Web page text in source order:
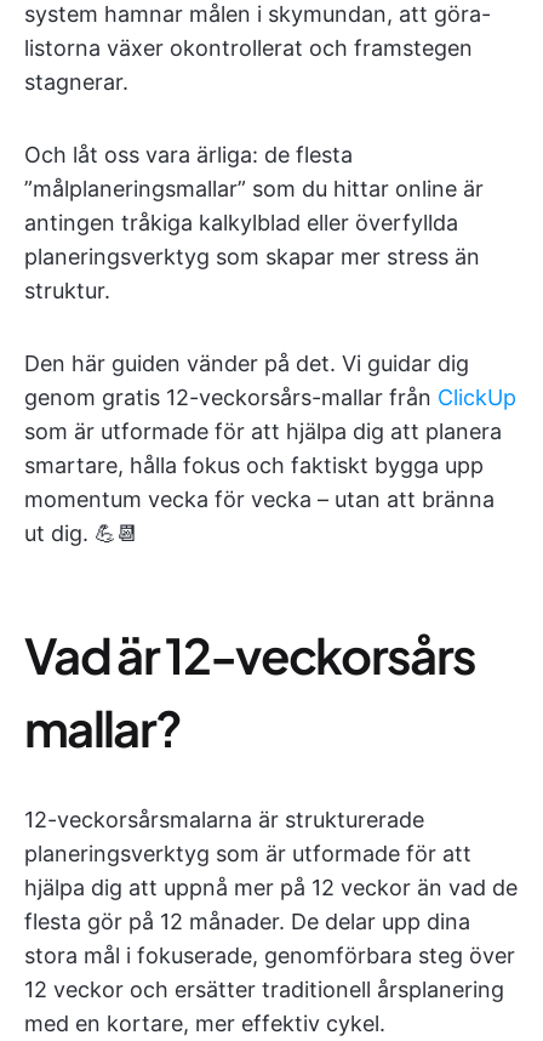
system hamnar målen i skymundan, att göra-
listorna växer okontrollerat och framstegen
stagnerar.
Och låt oss vara ärliga: de flesta
”målplaneringsmallar” som du hittar online är
antingen tråkiga kalkylblad eller överfyllda
planeringsverktyg som skapar mer stress än
struktur.
Den här guiden vänder på det. Vi guidar dig
genom gratis 12-veckorsårs-mallar från ClickUp
som är utformade för att hjälpa dig att planera
smartare, hålla fokus och faktiskt bygga upp
momentum vecka för vecka – utan att bränna
ut dig. 💪📆
Vad är 12-veckorsårs
mallar?
12-veckorsårsmalarna är strukturerade
planeringsverktyg som är utformade för att
hjälpa dig att uppnå mer på 12 veckor än vad de
flesta gör på 12 månader. De delar upp dina
stora mål i fokuserade, genomförbara steg över
12 veckor och ersätter traditionell årsplanering
med en kortare, mer effektiv cykel.